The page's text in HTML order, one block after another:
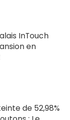
InTouch
en
de 52,98%